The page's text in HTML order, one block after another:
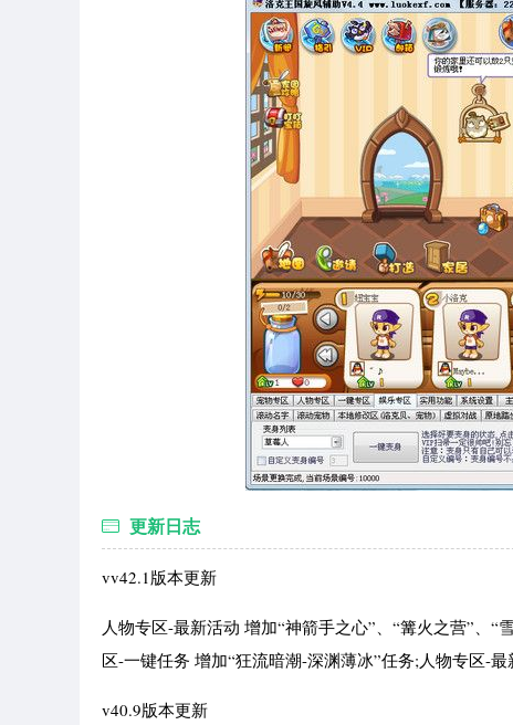
更新日志
vv42.1版本更新
人物专区-最新活动 增加“神箭手之心”、“篝火之营”、
区-一键任务 增加“狂流暗潮-深渊薄冰”任务;人物专区-
v40.9版本更新